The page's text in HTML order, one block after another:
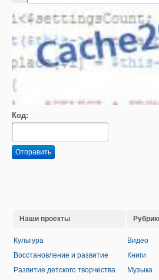
Код:
Отправить
Наши проекты
Культура
Восстановление и развитие
Развитие детского творчества
Видео
Книги
Музыка